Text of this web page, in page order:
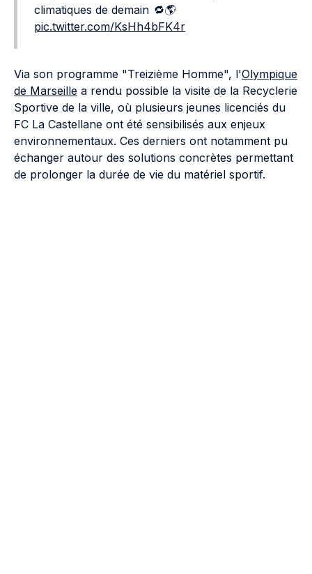
climatiques de demain 🔁🌎
pic.twitter.com/KsHh4bFK4r
Via son programme "Treizième Homme", l'Olympique
de Marseille a rendu possible la visite de la Recyclerie
Sportive de la ville, où plusieurs jeunes licenciés du
FC La Castellane ont été sensibilisés aux enjeux
environnementaux. Ces derniers ont notamment pu
échanger autour des solutions concrètes permettant
de prolonger la durée de vie du matériel sportif.